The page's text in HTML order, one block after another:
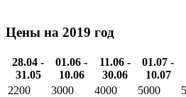
Цены на 2019 год
28.04 -
31.05
01.06 -
10.06
11.06 -
30.06
01.07 -
10.07
2200
3000 4000 5000